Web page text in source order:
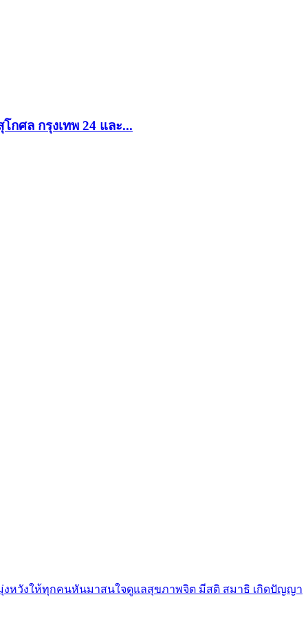
ศล กรุงเทพ 24 และ...
มุ่งหวังให้ทุกคนหันมาสนใจดูแลสุขภาพจิต มีสติ สมาธิ เกิดปัญญา